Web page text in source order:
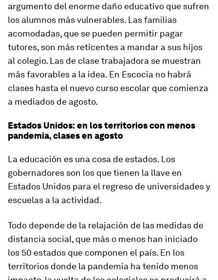
argumento del enorme daño educativo que sufren
los alumnos más vulnerables. Las familias
acomodadas, que se pueden permitir pagar
tutores, son más reticentes a mandar a sus hijos
al colegio. Las de clase trabajadora se muestran
más favorables a la idea. En Escocia no habrá
clases hasta el nuevo curso escolar que comienza
a mediados de agosto.
Estados Unidos: en los territorios con menos
pandemia, clases en agosto
La educación es una cosa de estados. Los
gobernadores son los que tienen la llave en
Estados Unidos para el regreso de universidades y
escuelas a la actividad.
Todo depende de la relajación de las medidas de
distancia social, que más o menos han iniciado
los 50 estados que componen el país. En los
territorios donde la pandemia ha tenido menos